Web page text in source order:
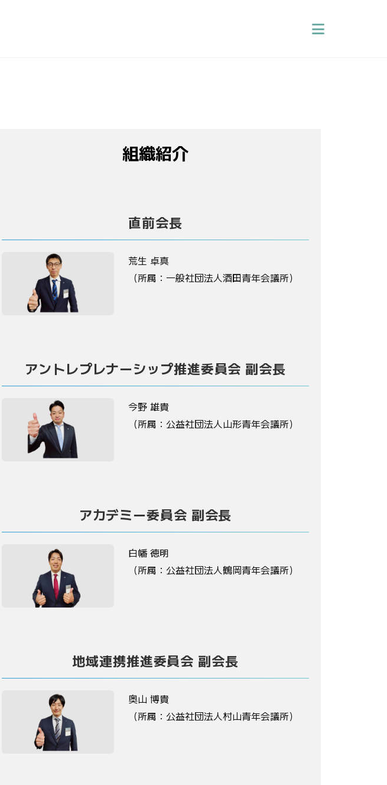
組織紹介
直前会長
荒生 卓真
（所属：一般社団法人酒田青年会議所）
アントレプレナーシップ推進委員会 副会長
今野 雄貴
（所属：公益社団法人山形青年会議所）
アカデミー委員会 副会長
白幡 徳明
（所属：公益社団法人鶴岡青年会議所）
地域連携推進委員会 副会長
奥山 博貴
（所属：公益社団法人村山青年会議所）